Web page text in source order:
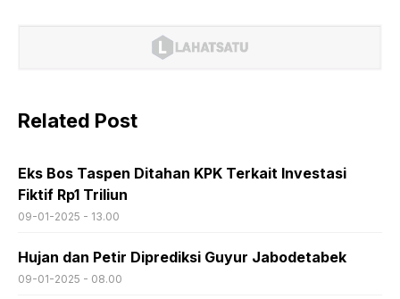
Related Post
Eks Bos Taspen Ditahan KPK Terkait Investasi
Fiktif Rp1 Triliun
09-01-2025 - 13.00
Hujan dan Petir Diprediksi Guyur Jabodetabek
09-01-2025 - 08.00